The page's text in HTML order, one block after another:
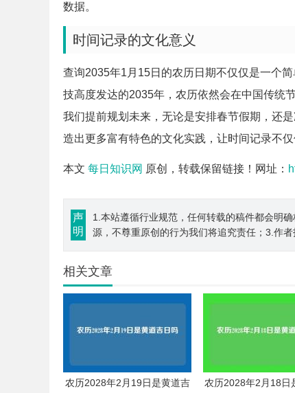
数据。
时间记录的文化意义
查询2035年1月15日的农历日期不仅仅是一个
技高度发达的2035年，农历依然会在中国传统
我们提前规划未来，无论是安排春节假期，还
造出更多富有特色的文化实践，让时间记录不
本文 每日知识网 原创，转载保留链接！网址：
声
明
1.本站遵循行业规范，任何转载的稿件都会明
源，不尊重原创的行为我们将追究责任；3.作
相关文章
农历2028年2月19日是黄道吉
农历2028年2月18日